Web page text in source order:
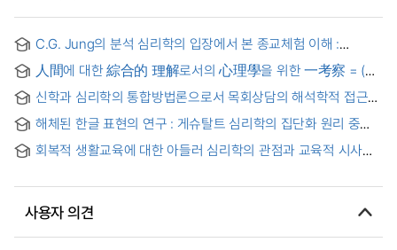
C.G. Jung의 분석 심리학의 입장에서 본 종교체험 이해 :
최수운의 신비체험 이해를 중심으로
人間에 대한 綜合的 理解로서의 心理學을 위한 一考察 = (A)
Human Beings
신학과 심리학의 통합방법론으로서 목회상담의 해석학적 접근과
해체된 한글 표현의 연구 : 게슈탈트 심리학의 집단화 원리 중
Design Derived from the Gestalt Grouping Principle of
회복적 생활교육에 대한 아들러 심리학의 관점과 교육적 시사점
사용자 의견